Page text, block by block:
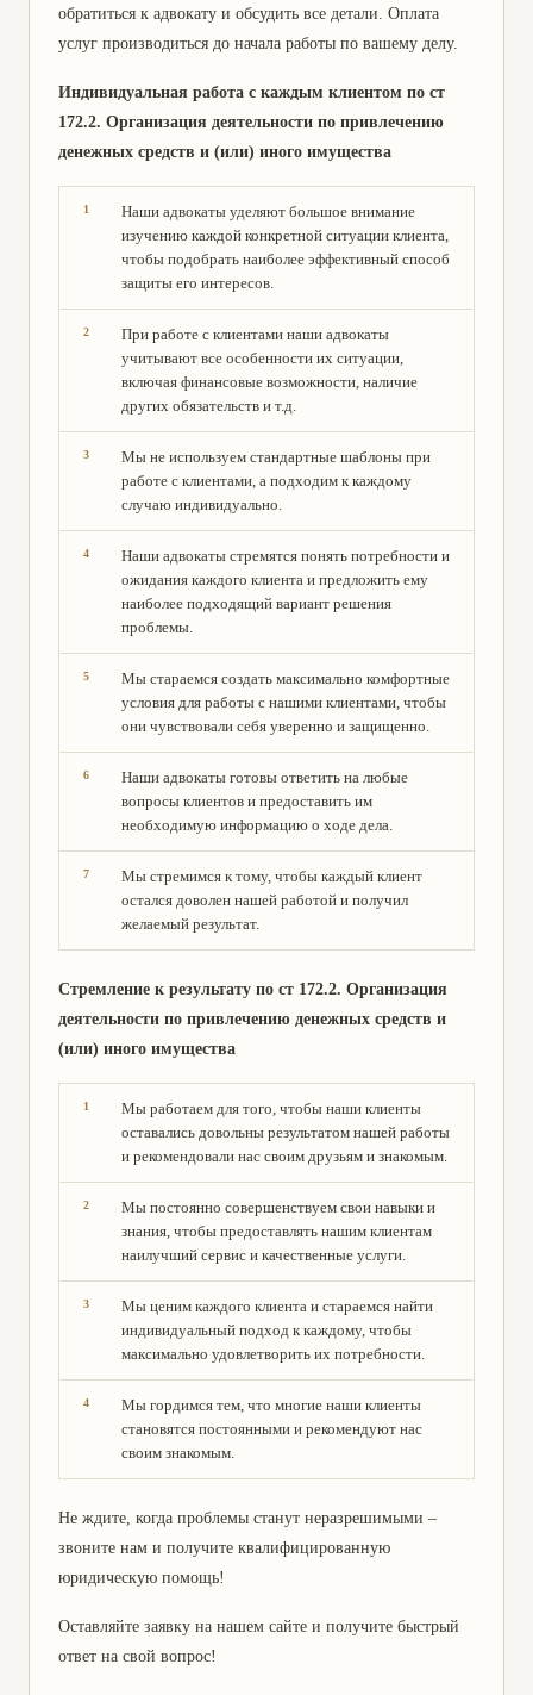
обратиться к адвокату и обсудить все детали. Оплата
услуг производиться до начала работы по вашему делу.
Индивидуальная работа с каждым клиентом по ст
172.2. Организация деятельности по привлечению
денежных средств и (или) иного имущества
Наши адвокаты уделяют большое внимание
изучению каждой конкретной ситуации клиента,
чтобы подобрать наиболее эффективный способ
защиты его интересов.
При работе с клиентами наши адвокаты
учитывают все особенности их ситуации,
включая финансовые возможности, наличие
других обязательств и т.д.
Мы не используем стандартные шаблоны при
работе с клиентами, а подходим к каждому
случаю индивидуально.
Наши адвокаты стремятся понять потребности и
ожидания каждого клиента и предложить ему
наиболее подходящий вариант решения
проблемы.
Мы стараемся создать максимально комфортные
условия для работы с нашими клиентами, чтобы
они чувствовали себя уверенно и защищенно.
Наши адвокаты готовы ответить на любые
вопросы клиентов и предоставить им
необходимую информацию о ходе дела.
Мы стремимся к тому, чтобы каждый клиент
остался доволен нашей работой и получил
желаемый результат.
Стремление к результату по ст 172.2. Организация
деятельности по привлечению денежных средств и
(или) иного имущества
Мы работаем для того, чтобы наши клиенты
оставались довольны результатом нашей работы
и рекомендовали нас своим друзьям и знакомым.
Мы постоянно совершенствуем свои навыки и
знания, чтобы предоставлять нашим клиентам
наилучший сервис и качественные услуги.
Мы ценим каждого клиента и стараемся найти
индивидуальный подход к каждому, чтобы
максимально удовлетворить их потребности.
Мы гордимся тем, что многие наши клиенты
становятся постоянными и рекомендуют нас
своим знакомым.
Не ждите, когда проблемы станут неразрешимыми –
звоните нам и получите квалифицированную
юридическую помощь!
Оставляйте заявку на нашем сайте и получите быстрый
ответ на свой вопрос!